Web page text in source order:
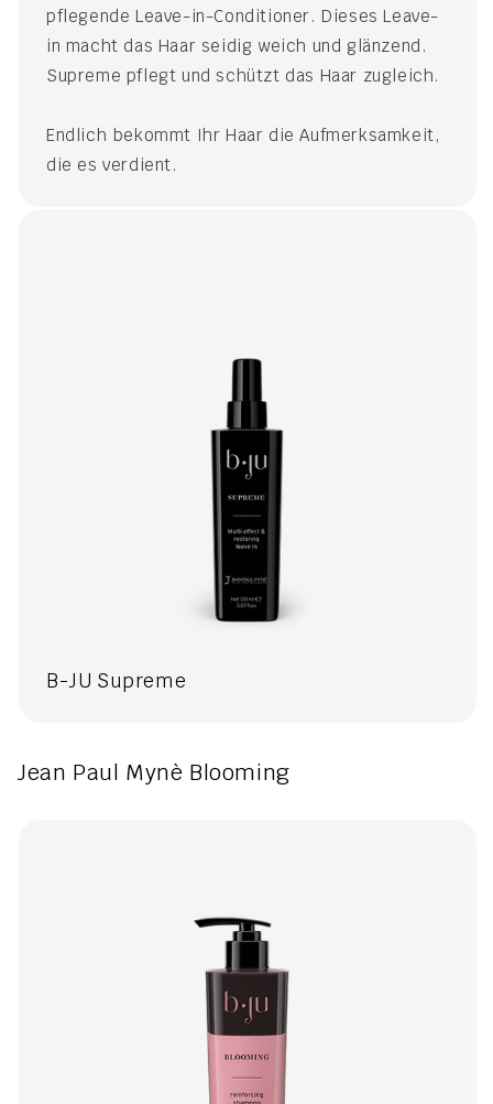
pflegende Leave-in-Conditioner. Dieses Leave-
in macht das Haar seidig weich und glänzend.
Supreme pflegt und schützt das Haar zugleich.
Endlich bekommt Ihr Haar die Aufmerksamkeit,
die es verdient.
B-JU Supreme
Jean Paul Mynè Blooming